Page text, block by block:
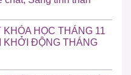
KHÓA HỌC THÁNG 11
KHỞI ĐỘNG THÁNG